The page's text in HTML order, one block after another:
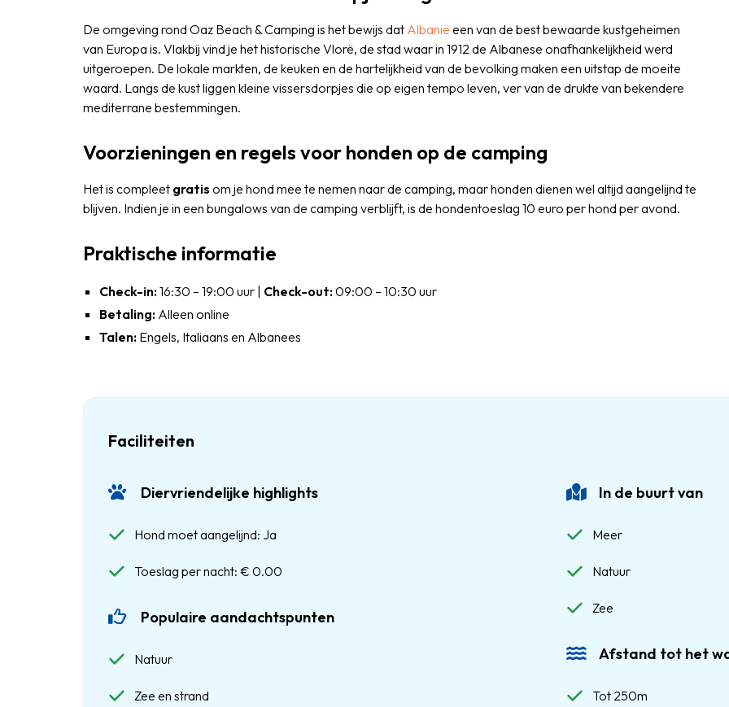
De omgeving rond Oaz Beach & Camping is het bewijs dat Albanië een van de best bewaarde kustgeheimen
van Europa is. Vlakbij vind je het historische Vlorë, de stad waar in 1912 de Albanese onafhankelijkheid werd
uitgeroepen. De lokale markten, de keuken en de hartelijkheid van de bevolking maken een uitstap de moeite
waard. Langs de kust liggen kleine vissersdorpjes die op eigen tempo leven, ver van de drukte van bekendere
mediterrane bestemmingen.
Voorzieningen en regels voor honden op de camping
Het is compleet gratis om je hond mee te nemen naar de camping, maar honden dienen wel altijd aangelijnd te
blijven. Indien je in een bungalows van de camping verblijft, is de hondentoeslag 10 euro per hond per avond.
Praktische informatie
Check-in:16:30 – 19:00 uur | Check-out:09:00 – 10:30 uur
Betaling: Alleen online
Talen: Engels, Italiaans en Albanees
Faciliteiten
Diervriendelijke highlights
Hond moet aangelijnd: Ja
Toeslag per nacht: € 0.00
Populaire aandachtspunten
Natuur
Zee en strand
In de buurt van
Meer
Natuur
Zee
Afstand tot het
Tot 250m